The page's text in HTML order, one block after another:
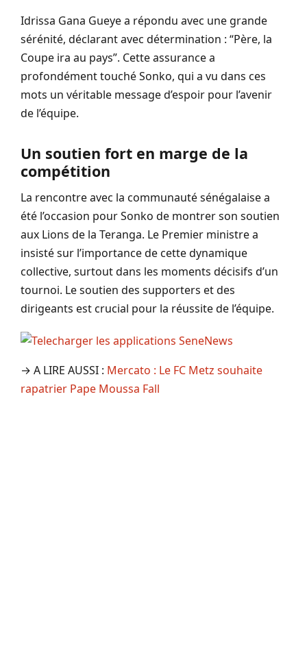
Idrissa Gana Gueye a répondu avec une grande
sérénité, déclarant avec détermination : “Père, la
Coupe ira au pays”. Cette assurance a
profondément touché Sonko, qui a vu dans ces
mots un véritable message d’espoir pour l’avenir
de l’équipe.
Un soutien fort en marge de la
compétition
La rencontre avec la communauté sénégalaise a
été l’occasion pour Sonko de montrer son soutien
aux Lions de la Teranga. Le Premier ministre a
insisté sur l’importance de cette dynamique
collective, surtout dans les moments décisifs d’un
tournoi. Le soutien des supporters et des
dirigeants est crucial pour la réussite de l’équipe.
→ A LIRE AUSSI : Mercato : Le FC Metz souhaite
rapatrier Pape Moussa Fall